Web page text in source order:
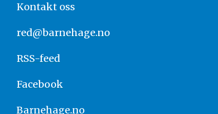
Kontakt oss
red@barnehage.no
RSS-feed
Facebook
Barnehage.no